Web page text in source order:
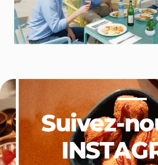
Suivez-